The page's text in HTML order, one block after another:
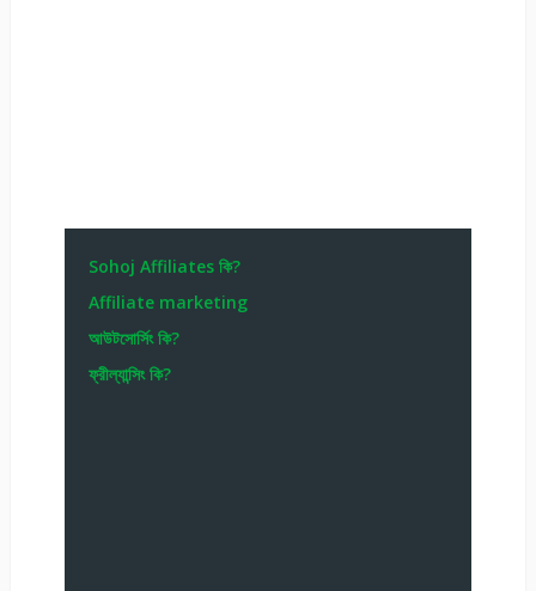
Sohoj Affiliates কি?
Affiliate marketing
আউটসোর্সিং কি?
ফ্রীল্যান্সিং কি?